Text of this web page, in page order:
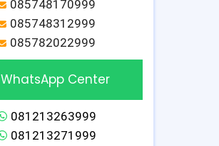
085748170999
085748312999
085782022999
WhatsApp Center
081213263999
081213271999